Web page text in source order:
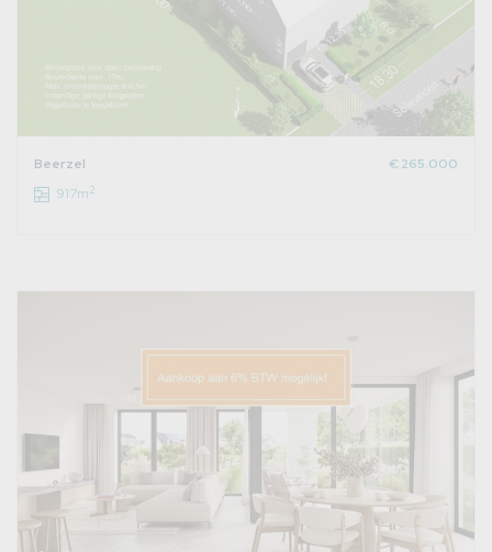
Beerzel
€ 265.000
917m2